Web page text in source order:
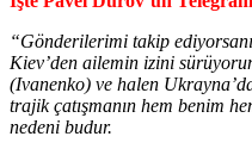
“Gönderilerimi takip
Kiev’den ailemin izini
(Ivanenko) ve halen
trajik çatışmanın hem benim
nedeni budur.